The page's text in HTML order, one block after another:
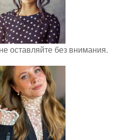
оставляйте без внимания.